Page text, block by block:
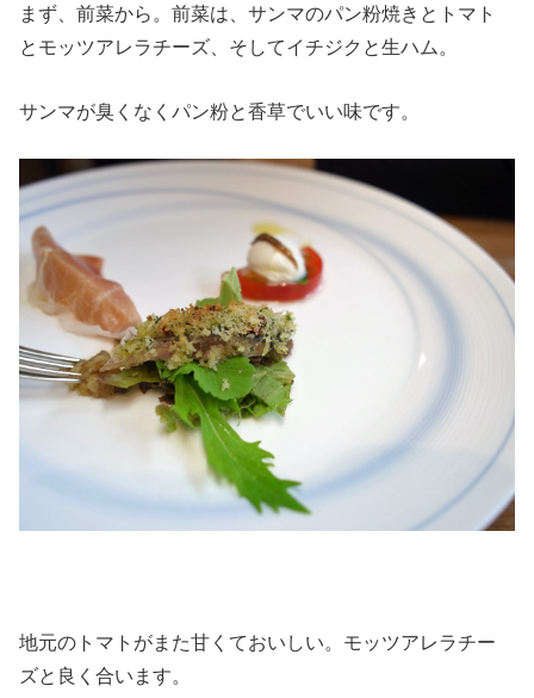
まず、前菜から。前菜は、サンマのパン粉焼きとトマト
とモッツアレラチーズ、そしてイチジクと生ハム。
サンマが臭くなくパン粉と香草でいい味です。
地元のトマトがまた甘くておいしい。モッツアレラチー
ズと良く合います。